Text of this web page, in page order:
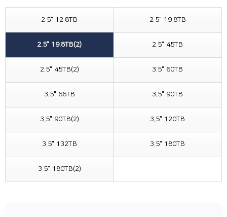
2.5" 12.8TB 2.5" 19.8TB
2.5" 19.8TB(2) 2.5" 45TB
2.5" 45TB(2) 3.5" 60TB
3.5" 66TB 3.5" 90TB
3.5" 90TB(2) 3.5" 120TB
3.5" 132TB 3.5" 180TB
3.5" 180TB(2)